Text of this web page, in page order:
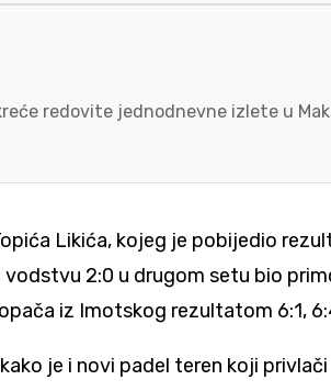
redovite jednodnevne izlete u
Likića, kojeg je pobijedio
2:0 u drugom setu bio
iz Imotskog rezultatom 6:1,
je i novi padel teren koji